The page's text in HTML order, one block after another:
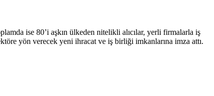
ise 80’i aşkın ülkeden nitelikli alıcılar, yerli firmalarla iş
yön verecek yeni ihracat ve iş birliği imkanlarına imza attı.